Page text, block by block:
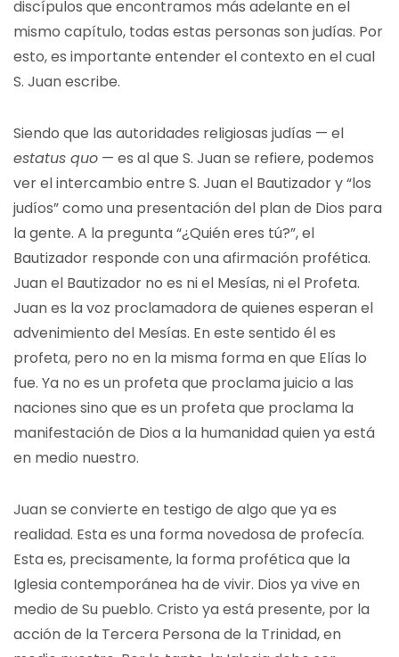
discípulos que encontramos más adelante en el
mismo capítulo, todas estas personas son judías. Por
esto, es importante entender el contexto en el cual
S. Juan escribe.
Siendo que las autoridades religiosas judías — el
estatus quo — es al que S. Juan se refiere, podemos
ver el intercambio entre S. Juan el Bautizador y “los
judíos” como una presentación del plan de Dios para
la gente. A la pregunta “¿Quién eres tú?”, el
Bautizador responde con una afirmación profética.
Juan el Bautizador no es ni el Mesías, ni el Profeta.
Juan es la voz proclamadora de quienes esperan el
advenimiento del Mesías. En este sentido él es
profeta, pero no en la misma forma en que Elías lo
fue. Ya no es un profeta que proclama juicio a las
naciones sino que es un profeta que proclama la
manifestación de Dios a la humanidad quien ya está
en medio nuestro.
Juan se convierte en testigo de algo que ya es
realidad. Esta es una forma novedosa de profecía.
Esta es, precisamente, la forma profética que la
Iglesia contemporánea ha de vivir. Dios ya vive en
medio de Su pueblo. Cristo ya está presente, por la
acción de la Tercera Persona de la Trinidad, en